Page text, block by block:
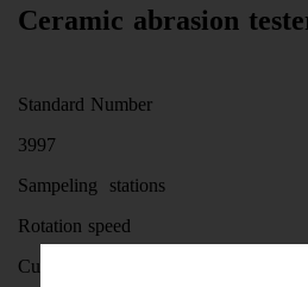
Ceramic abrasion
Standard Number
3997
Sampeling stations
Rotation speed
Cup material